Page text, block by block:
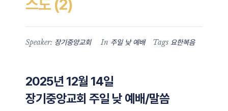
스도 (2)
Speaker: 장기중앙교회 In 주일 낮 예배 Tags 요한복음
2025년 12월 14일
장기중앙교회 주일 낮 예배/말씀